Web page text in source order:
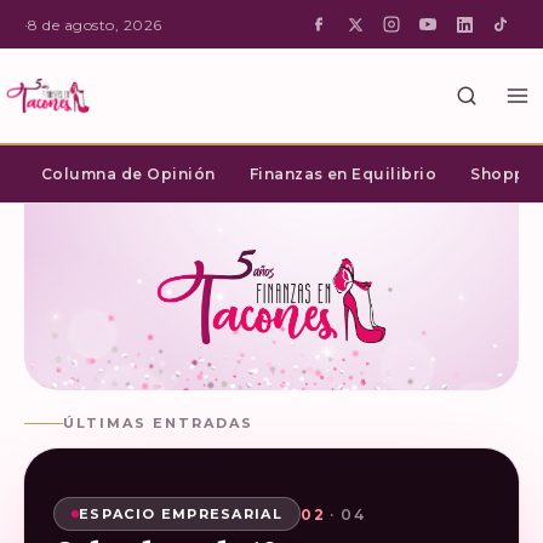
·8 de agosto, 2026
Columna de Opinión Finanzas en Equilibrio
ÚLTIMAS ENTRADAS
SHOPPING INTELIGENTE 01 · 04
ESPACIO EMPRESARIAL 02 · 04
ESPACIO EMPRESARIAL 03 · 04
ESPACIO EMPRESARIAL 04 · 04